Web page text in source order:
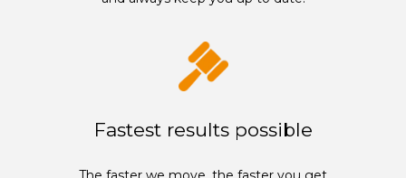
Fastest results possible